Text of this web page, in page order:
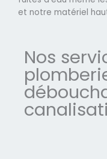
et notre matériel
Nos